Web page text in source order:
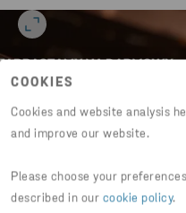
COOKIES
Cookies and website analysis
and improve our website.
Please choose your
described in our cookie policy.